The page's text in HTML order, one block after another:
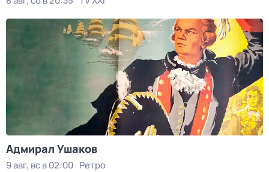
Адмирал Ушаков
9 авг, вс в 02:00 Ретро